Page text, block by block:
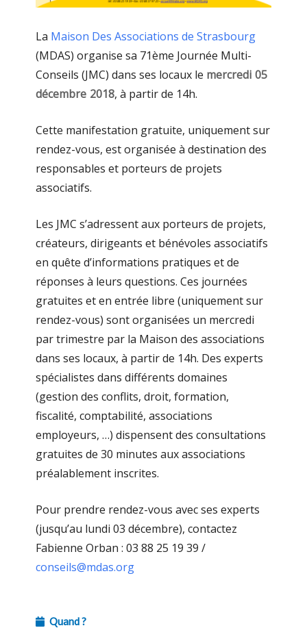
La Maison Des Associations de Strasbourg
(MDAS) organise sa 71ème Journée Multi-
Conseils (JMC) dans ses locaux le mercredi 05
décembre 2018, à partir de 14h.
Cette manifestation gratuite, uniquement sur
rendez-vous, est organisée à destination des
responsables et porteurs de projets
associatifs.
Les JMC s’adressent aux porteurs de projets,
créateurs, dirigeants et bénévoles associatifs
en quête d’informations pratiques et de
réponses à leurs questions. Ces journées
gratuites et en entrée libre (uniquement sur
rendez-vous) sont organisées un mercredi
par trimestre par la Maison des associations
dans ses locaux, à partir de 14h. Des experts
spécialistes dans différents domaines
(gestion des conflits, droit, formation,
fiscalité, comptabilité, associations
employeurs, …) dispensent des consultations
gratuites de 30 minutes aux associations
préalablement inscrites.
Pour prendre rendez-vous avec ses experts
(jusqu’au lundi 03 décembre), contactez
Fabienne Orban : 03 88 25 19 39 /
conseils@mdas.org
Quand ?